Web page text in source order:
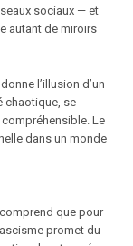
sociaux — et
autant de miroirs
l’illusion d’un
chaotique, se
Le
dans un monde
que pour
promet du